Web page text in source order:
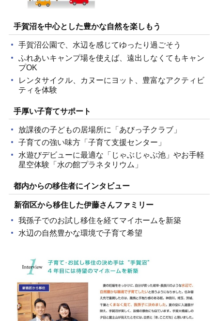
手賀沼を中心とした豊かな自然を楽しもう
手賀沼公園で、水辺を感じてゆったり過ごそう
ふれあいキャンプ場を使えば、遠出しなくてもキャン
プOK
レンタサイクル、カヌーにヨット、豊富なアクティビ
ティを体験
手厚い子育てサポート
放課後の子どもの居場所に「あびっ子クラブ」
子育ての強い味方「子育て支援センター」
水遊びデビューに最適な「じゃぶじゃぶ池」やお手軽
星空体験「水の館プラネタリウム」
都内からの移住者にインタビュー
新宿区から移住した伊藤さんファミリー
我孫子でのお試し移住を経てマイホームを新築
水辺の自然豊かな環境で子育て希望